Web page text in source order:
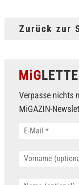
Zurück zur
MiG
Verpasse nichts
MiGAZIN-